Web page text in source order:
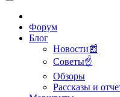
Форум
Блог
Новости📰
Советы☝
Обзоры
Рассказы и